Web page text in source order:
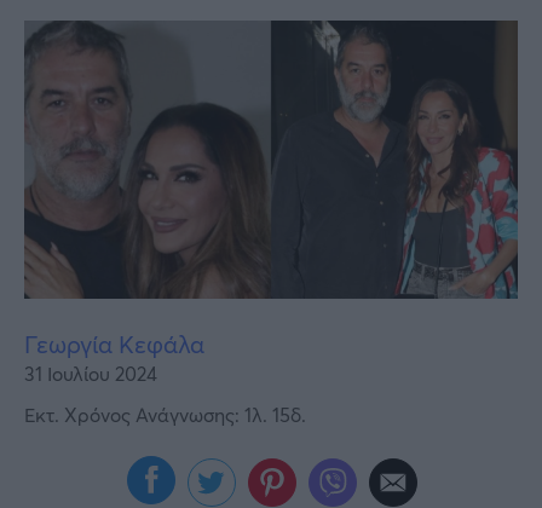
Γυναίκα
Καιρός
Γεωργία Κεφάλα
31 Ιουλίου 2024
Εκτ. Χρόνος Ανάγνωσης: 1λ. 15δ.